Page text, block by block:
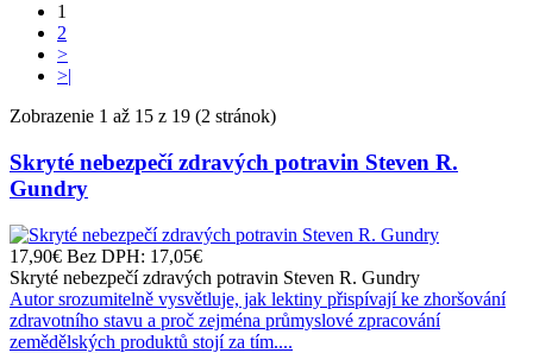
1
2
>
>|
Zobrazenie 1 až 15 z 19 (2 stránok)
Skryté nebezpečí zdravých potravin Steven R.
Gundry
17,90€ Bez DPH: 17,05€
Skryté nebezpečí zdravých potravin Steven R. Gundry
Autor srozumitelně vysvětluje, jak lektiny přispívají ke zhoršování
zdravotního stavu a proč zejména průmyslové zpracování
zemědělských produktů stojí za tím....